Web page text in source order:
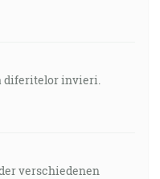
diferitelor invieri.
verschiedenen